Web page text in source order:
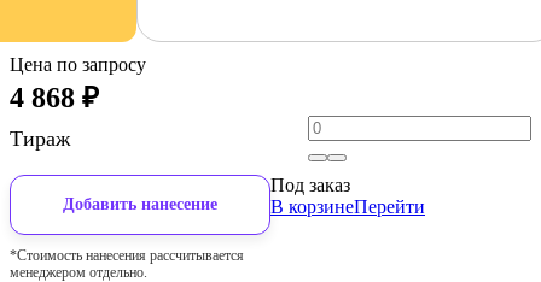
Цена по запросу
4 868 ₽
Тираж
Добавить нанесение
*Стоимость нанесения рассчитывается
менеджером отдельно.
Под заказ
В корзинеПерейти